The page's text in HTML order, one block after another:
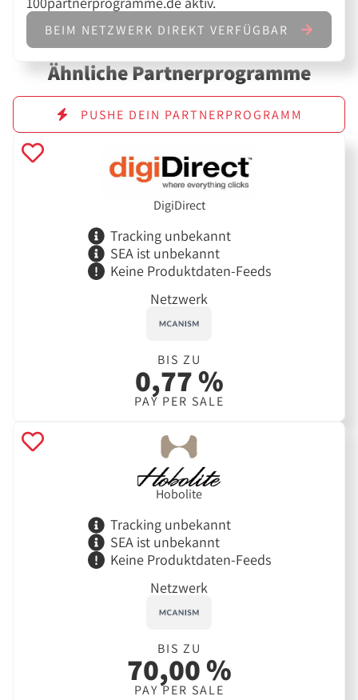
BEIM NETZWERK DIREKT VERFÜGBAR
Ähnliche Partnerprogramme
PUSHE DEIN PARTNERPROGRAMM
DigiDirect
Tracking unbekannt
SEA ist unbekannt
Keine Produktdaten-Feeds
Netzwerk
BIS ZU
0,77 %
PAY PER SALE
Hobolite
Tracking unbekannt
SEA ist unbekannt
Keine Produktdaten-Feeds
Netzwerk
BIS ZU
70,00 %
PAY PER SALE